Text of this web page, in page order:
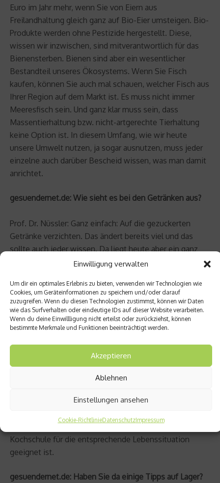
Einwilligung verwalten
Um dir ein optimales Erlebnis zu bieten, verwenden wir Technologien wie
Cookies, um Geräteinformationen zu speichern und/oder darauf
zuzugreifen. Wenn du diesen Technologien zustimmst, können wir Daten
wie das Surfverhalten oder eindeutige IDs auf dieser Website verarbeiten.
Wenn du deine Einwillligung nicht erteilst oder zurückziehst, können
bestimmte Merkmale und Funktionen beeinträchtigt werden.
Akzeptieren
Ablehnen
Einstellungen ansehen
Cookie-RichtlinieDatenschutzImpressum
Euro im Jahr mehr, wenn Sie von Eiern aus
Freilandhaltung gleich ganz auf Bio-Eier umsteigen. Bio-
Produkte werden ohne Pestizide hergestellt. Diese,
wissen wir inzwischen, sind mitverantwortlich für das
Bienensterben. Bienen sind aber ein wesentlicher
Bestandteil unseres Ökosystems. Wenn Sie Fisch
kaufen, können Sie auch mal schauen, welcher Fisch aus
Ihrer Region auf dem Markt ist. Es muss nicht immer
Meeresfisch sein. Und ganz klar muss sein, dass
Massentierhaltung bzw. nicht-artgerechte Tierhaltung
keine Option ist. In diesem Umfang, wie wir heute
unsere Umwelt nutzen, ja sogar ausnutzen, muss jeder
einzelne auch darüber Bescheid wissen, was man damit
anrichtet.
gesuendernet.de: Wie sieht es bei den Getränken aus?
Prof. Dr. Nüssler: Ganz einfach: Auf die gezuckerten
Getränke verzichten. Das ändert bereits viel und das
sollte auch jeder wissen. Da liegt heute aber ein ganz
generelles Problem. Die Menschheit sammelt immer
aber sein Wissen in Sachen Ernährung immer mehr. Und
das liegt auch an der Industrie.
gesuendernet.de: Kommen wir zum zweiten Aspekt des
bzw. gesund?
Prof. Dr. Nüssler: Kochen muss man lernen, sonst wird’s
Kochschule. Da gibt es eine Unzahl an Angeboten. Für
Ernährungsberatungsstelle zu informieren, welche
Kochschule für die entsprechende Lebenssituation
geeignet ist.
gesuendernet.de: Haben Sie da einige Tipps auf Lager?